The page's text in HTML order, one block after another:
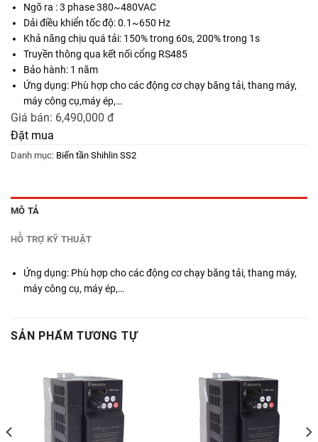
Ngõ ra : 3 phase 380~480VAC
Dải điều khiển tốc độ: 0.1~650 Hz
Khả năng chịu quá tải: 150% trong 60s, 200% trong 1s
Truyền thông qua kết nối cổng RS485
Bảo hành: 1 năm
Ứng dụng: Phù hợp cho các động cơ chạy băng tải, thang máy,
máy công cụ,máy ép,…
Giá bán: 6,490,000 đ
Đặt mua
Danh mục: Biến tần Shihlin SS2
MÔ TẢ
HỖ TRỢ KỸ THUẬT
Ứng dụng: Phù hợp cho các động cơ chạy băng tải, thang máy,
máy công cụ, máy ép,…
SẢN PHẨM TƯƠNG TỰ